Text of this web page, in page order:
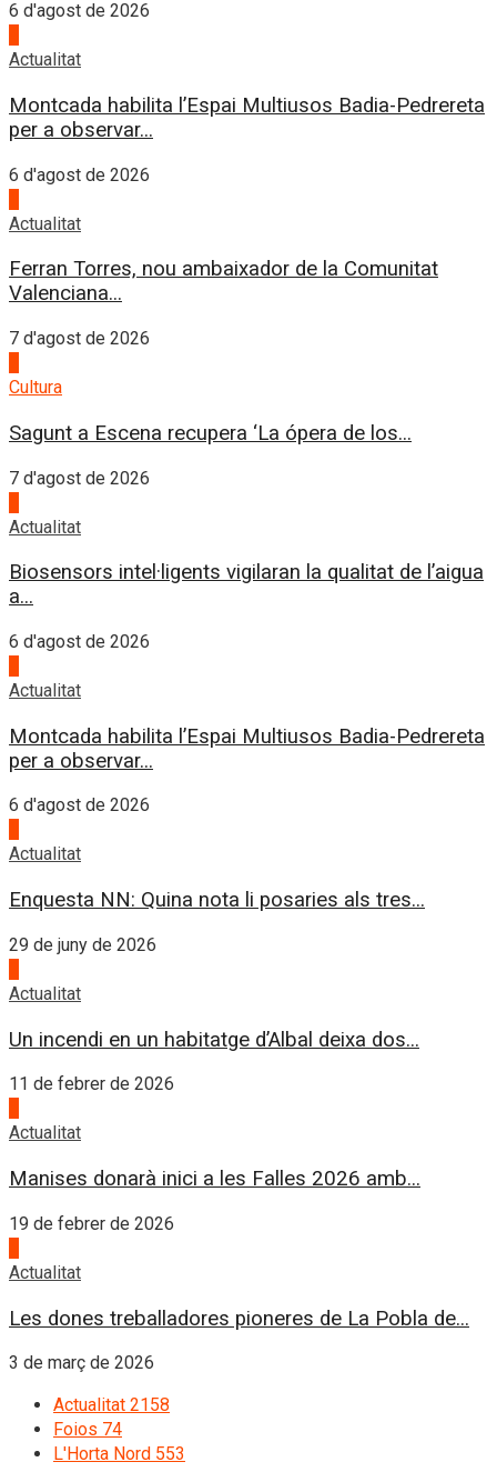
6 d'agost de 2026
Actualitat
Montcada habilita l’Espai Multiusos Badia-Pedrereta
per a observar...
6 d'agost de 2026
Actualitat
Ferran Torres, nou ambaixador de la Comunitat
Valenciana...
7 d'agost de 2026
Cultura
Sagunt a Escena recupera ‘La ópera de los...
7 d'agost de 2026
Actualitat
Biosensors intel·ligents vigilaran la qualitat de l’aigua
a...
6 d'agost de 2026
Actualitat
Montcada habilita l’Espai Multiusos Badia-Pedrereta
per a observar...
6 d'agost de 2026
Actualitat
Enquesta NN: Quina nota li posaries als tres...
29 de juny de 2026
Actualitat
Un incendi en un habitatge d’Albal deixa dos...
11 de febrer de 2026
Actualitat
Manises donarà inici a les Falles 2026 amb...
19 de febrer de 2026
Actualitat
Les dones treballadores pioneres de La Pobla de...
3 de març de 2026
Actualitat 2158
Foios 74
L'Horta Nord 553